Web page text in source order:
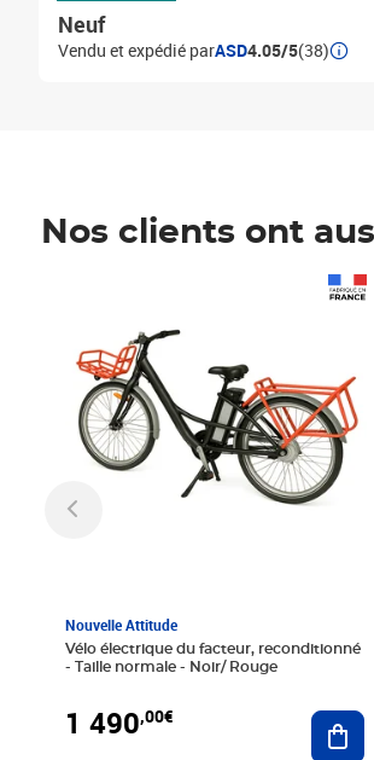
Neuf
Vendu et expédié parASD4.05/5(38)
Nos clients ont
Nouvelle Attitude
Vélo électrique du facteur, reconditionné
- Taille normale - Noir/ Rouge
1 490,00€